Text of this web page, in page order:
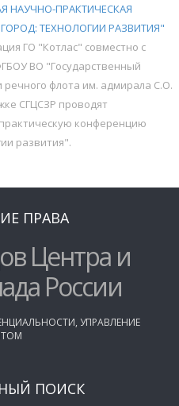
НАУЧНО-ПРАКТИЧЕСКАЯ
ТЕХНОЛОГИИ РАЗВИТИЯ"
ГО "Котлас" совместно с
ВО "Государственный
речного флота им. адмирала С.О.
СГЦСЗР проводят
конференцию
развития".
ПРАВА
Центра и
России
, УПРАВЛЕНИЕ
ПОИСК